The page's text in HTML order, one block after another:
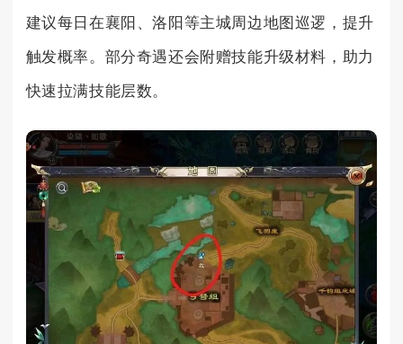
建议每日在襄阳、洛阳等主城周边地图巡逻，提升
触发概率。部分奇遇还会附赠技能升级材料，助力
快速拉满技能层数。